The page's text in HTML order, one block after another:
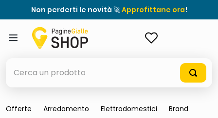
Non perderti le novità 🚀Approfittane ora!
Offerte Arredamento Elettrodomestici Brand